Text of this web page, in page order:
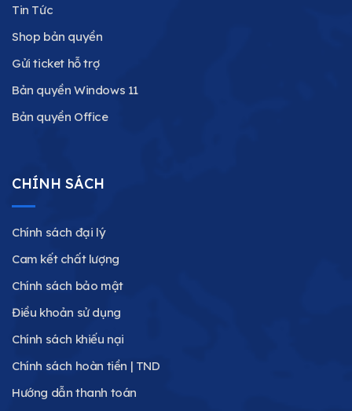
Tin Tức
Shop bản quyền
Gửi ticket hỗ trợ
Bản quyền Windows 11
Bản quyền Office
CHÍNH SÁCH
Chính sách đại lý
Cam kết chất lượng
Chính sách bảo mật
Điều khoản sử dụng
Chính sách khiếu nại
Chính sách hoàn tiền | TND
Hướng dẫn thanh toán